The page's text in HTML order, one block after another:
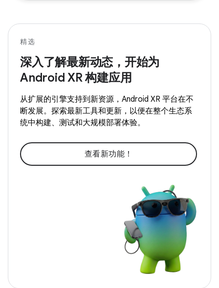
精选
深入了解最新动态，开始为
Android XR 构建应用
从扩展的引擎支持到新资源，Android XR 平台在不
断发展。探索最新工具和更新，以便在整个生态系
统中构建、测试和大规模部署体验。
查看新功能！